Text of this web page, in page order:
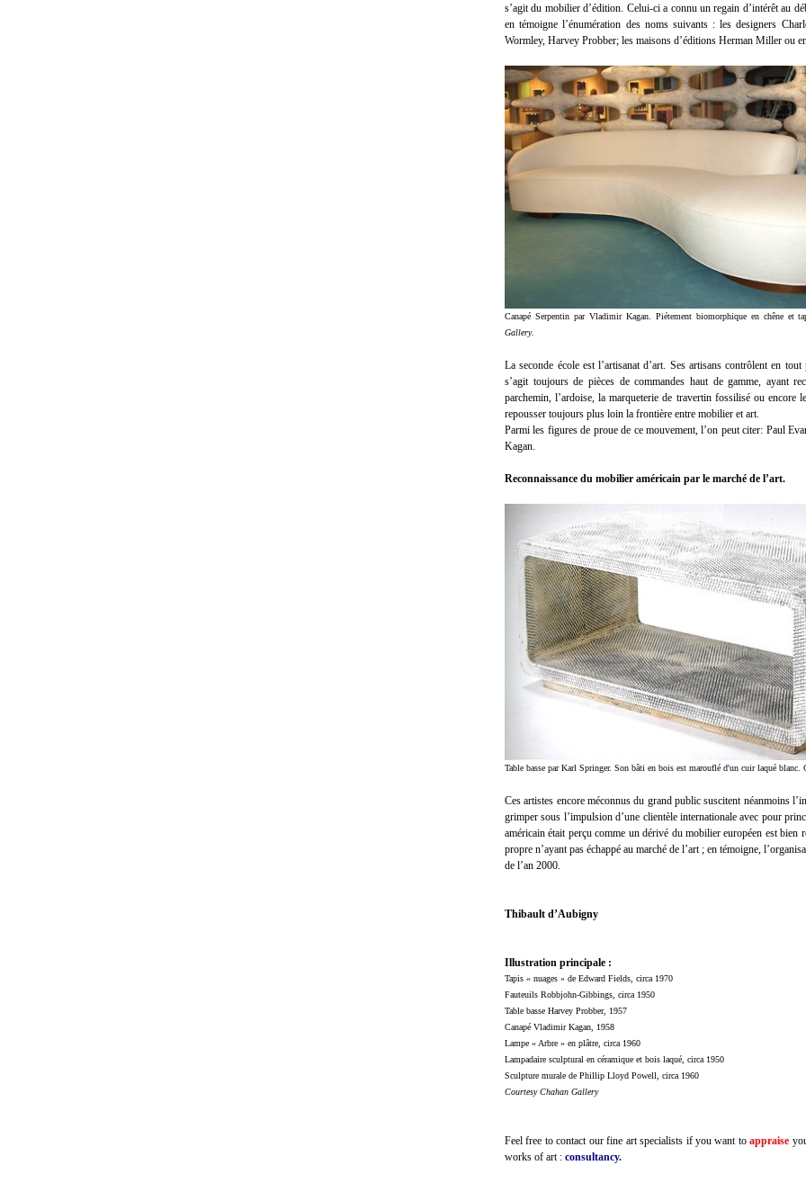
s’agit du mobilier d’édition. Celui-ci a connu un regain d’intérêt au
en témoigne l’énumération des noms suivants : les designers
Wormley, Harvey Probber; les maisons d’éditions Herman Miller ou
Canapé Serpentin par Vladimir Kagan. Piétement biomorphique en chêne et
Gallery.
La seconde école est l’artisanat d’art. Ses artisans contrôlent en
s’agit toujours de pièces de commandes haut de gamme, ayant
parchemin, l’ardoise, la marqueterie de travertin fossilisé ou encore
repousser toujours plus loin la frontière entre mobilier et art.
Parmi les figures de proue de ce mouvement, l’on peut citer: Paul
Kagan.
Reconnaissance du mobilier américain par le marché de l’art.
Table basse par Karl Springer. Son bâti en bois est marouflé d'un cuir laqué
Ces artistes encore méconnus du grand public suscitent néanmoins
grimper sous l’impulsion d’une clientèle internationale avec pour
américain était perçu comme un dérivé du mobilier européen est
propre n’ayant pas échappé au marché de l’art ; en témoigne,
de l’an 2000.
Thibault d’Aubigny
Illustration principale :
Tapis « nuages » de Edward Fields, circa 1970
Fauteuils Robbjohn-Gibbings, circa 1950
Table basse Harvey Probber, 1957
Canapé Vladimir Kagan, 1958
Lampe « Arbre » en plâtre, circa 1960
Lampadaire sculptural en céramique et bois laqué, circa 1950
Sculpture murale de Phillip Lloyd Powell, circa 1960
Courtesy Chahan Gallery
Feel free to contact our fine art specialists if you want toappraise
works of art : consultancy.